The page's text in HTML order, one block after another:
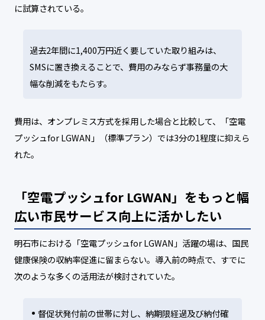
に試算されている。
過去2年間に1,400万円近く要していた取り組みは、
SMSに置き換えることで、費用のみならず事務量の大
幅な削減をもたらす。
費用は、オンプレミス方式を採用した場合と比較して、「空電
プッシュfor LGWAN」（標準プラン）では3分の1程度に抑えら
れた。
「空電プッシュfor LGWAN」をもっと幅
広い市民サービス向上に活かしたい
明石市における「空電プッシュfor LGWAN」活躍の場は、国民
健康保険の収納率促進に留まらない。導入前の時点で、すでに
次のような多くの活用法が検討されていた。
督促状発付前の世帯に対し、納期限経過及び納付確